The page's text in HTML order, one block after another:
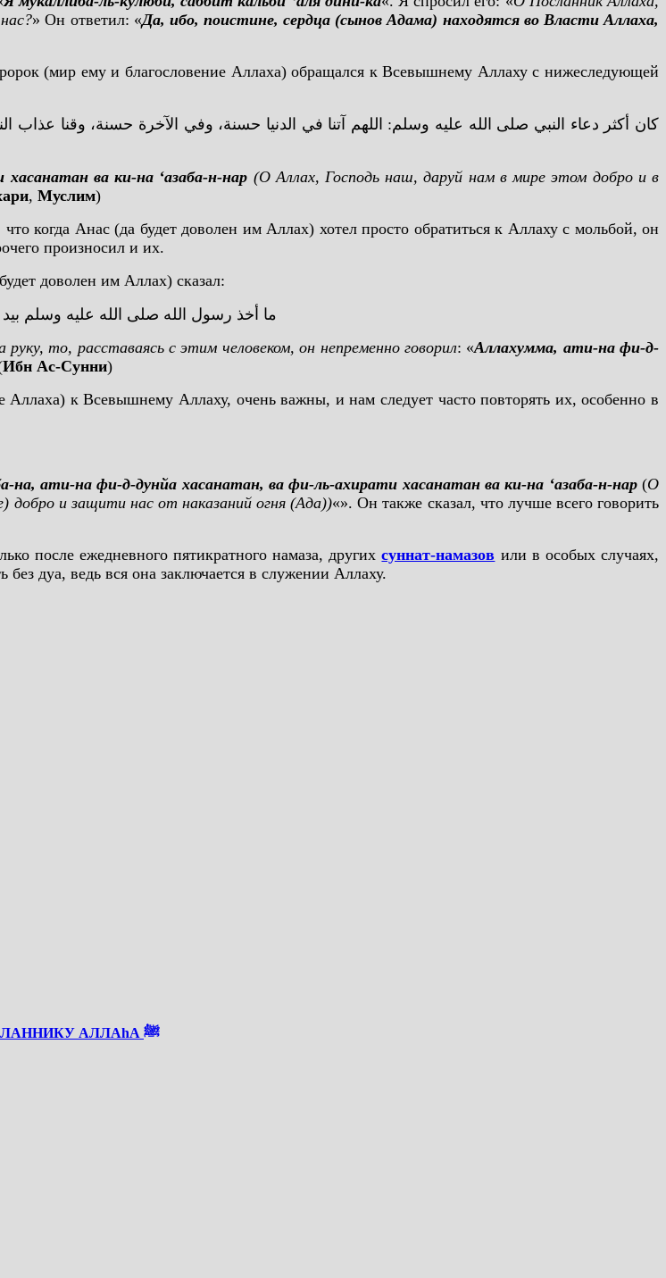
» Он ответил: «Да, ибо, поистине, сердца (сынов Адама) находятся во Власти Аллаха,
(мир ему и благословение Аллаха) обращался к Всевышнему Аллаху с нижеследующей
كان أكثر دعاء النبي صلى الله عليه وسلم: اللهم آتنا في الدنيا حسنة، وفي الآخرة حسنة، وقنا عذاب
ва ки-на ‘азаба-н-нар (О Аллах, Господь наш, даруй нам в мире этом добро и в
, Муслим)
когда Анас (да будет доволен им Аллах) хотел просто обратиться к Аллаху с мольбой, он
произносил и их.
доволен им Аллах) сказал:
ما أخذ رسول الله صلى الله عليه وسلم
то, расставаясь с этим человеком, он непременно говорил: «Аллахумма, ати-на фи-д-
Ибн Ас-Сунни)
к Всевышнему Аллаху, очень важны, и нам следует часто повторять их, особенно в
на, ати-на фи-д-дунйа хасанатан, ва фи-ль-ахирати хасанатан ва ки-на ‘азаба-н-нар(О
добро и защити нас от наказаний огня (Ада))«». Он также сказал, что лучше всего говорить
после ежедневного пятикратного намаза, другихсуннат-намазов или в особых случаях,
дуа, ведь вся она заключается в служении Аллаху.
СКОРО РАБИУЛЬ АВВАЛЬ — ВРЕМЯ, КОТОРОЕ СТОИТ ПОСВЯТИТЬ ПОСЛАННИКУ АЛЛАhА ﷺ